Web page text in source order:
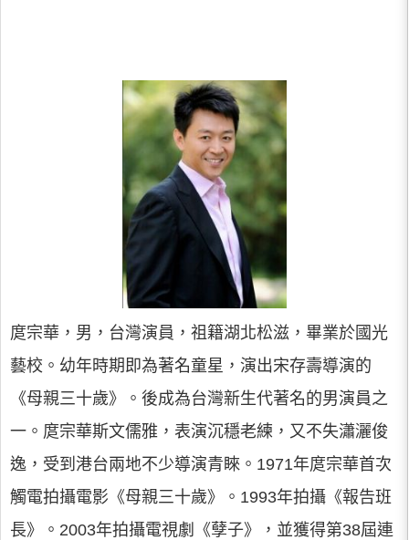
庹宗華，男，台灣演員，祖籍湖北松滋，畢業於國光
藝校。幼年時期即為著名童星，演出宋存壽導演的
《母親三十歲》。後成為台灣新生代著名的男演員之
一。庹宗華斯文儒雅，表演沉穩老練，又不失瀟灑俊
逸，受到港台兩地不少導演青睞。1971年庹宗華首次
觸電拍攝電影《母親三十歲》。1993年拍攝《報告班
長》。2003年拍攝電視劇《孽子》，並獲得第38屆連